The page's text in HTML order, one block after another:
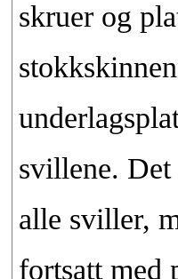
skruer og
svillene. Det
alle sviller,
fortsatt med